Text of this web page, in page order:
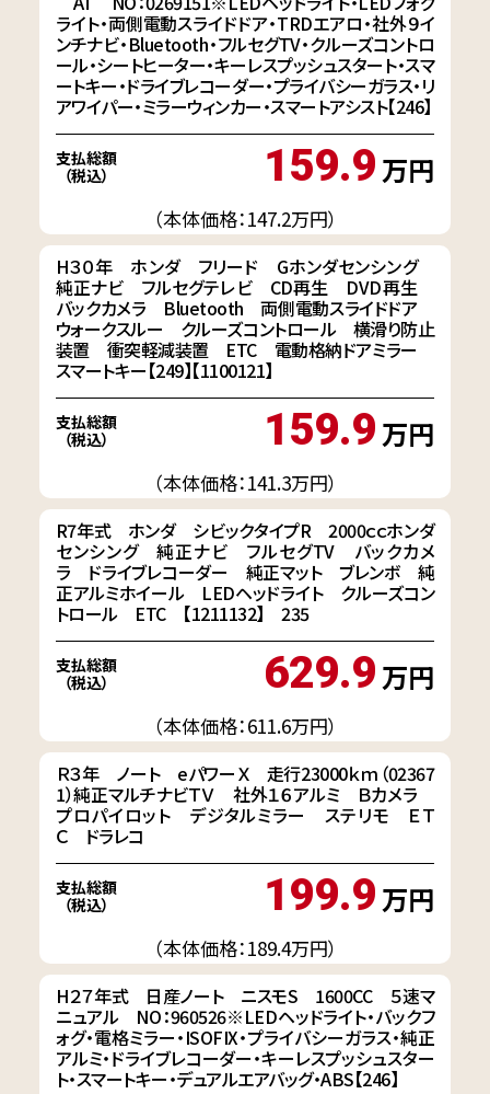
ライト・両側電動スライドドア・TRDエアロ・社外９イ
ンチナビ・Bluetooth・フルセグTV・クルーズコントロ
ール・シートヒーター・キーレスプッシュスタート・スマ
ートキー・ドライブレコーダー・プライバシーガラス・リ
アワイパー・ミラーウィンカー・スマートアシスト【246】
支払総額
（税込）
159.9万円
（本体価格：147.2万円）
H３０年 ホンダ フリード Gホンダセンシング
純正ナビ フルセグテレビ CD再生 DVD再生
バックカメラ Bluetooth 両側電動スライドドア
ウォークスルー クルーズコントロール 横滑り防止
装置 衝突軽減装置 ETC 電動格納ドアミラー
スマートキー【249】【1100121】
支払総額
（税込）
159.9万円
（本体価格：141.3万円）
R7年式 ホンダ シビックタイプR 2000ｃｃホンダ
センシング 純正ナビ フルセグTV バックカメ
ラ ドライブレコーダー 純正マット ブレンボ 純
正アルミホイール LEDヘッドライト クルーズコン
トロール ETC 【1211132】 235
支払総額
（税込）
629.9万円
（本体価格：611.6万円）
Ｒ３年 ノート eパワーＸ 走行23000ｋｍ（02367
1）純正マルチナビＴＶ 社外１６アルミ Ｂカメラ
プロパイロット デジタルミラー ステリモ ＥＴ
Ｃ ドラレコ
支払総額
（税込）
199.9万円
（本体価格：189.4万円）
H２７年式 日産ノート ニスモS 1600CC ５速マ
ニュアル NO：960526※LEDヘッドライト・バックフ
ォグ・電格ミラー・ISOFIX・プライバシーガラス・純正
アルミ・ドライブレコーダー・キーレスプッシュスター
ト・スマートキー・デュアルエアバッグ・ABS【246】